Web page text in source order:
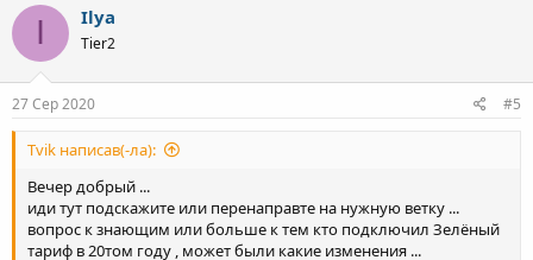
I Ilya
Tier2
27 Сер 2020 #5
Tvik написав(-ла):
Вечер добрый ...
иди тут подскажите или перенаправте на нужную ветку ...
вопрос к знающим или больше к тем кто подключил Зелёный
тариф в 20том году , может были какие изменения ...